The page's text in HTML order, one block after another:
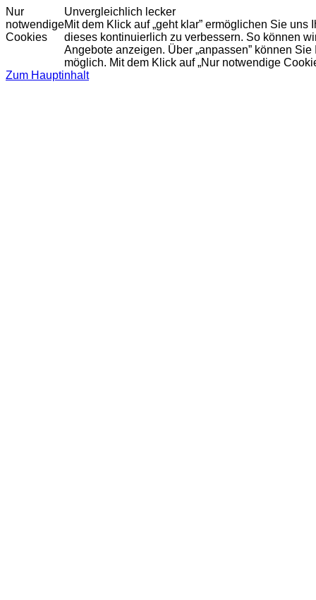
Nur
notwendige
Cookies
Unvergleichlich lecker
Mit dem Klick auf „geht klar” ermöglichen Sie
dieses kontinuierlich zu verbessern. So können
Angebote anzeigen. Über „anpassen” können
möglich. Mit dem Klick auf „Nur notwendige
Zum Hauptinhalt